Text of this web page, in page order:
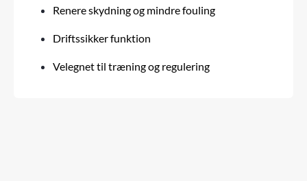
Renere skydning og mindre fouling
Driftssikker funktion
Velegnet til træning og regulering